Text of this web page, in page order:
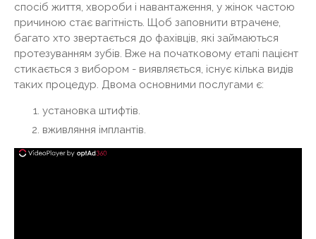
спосіб життя, хвороби і навантаження, у жінок частою
причиною стає вагітність. Щоб заповнити втрачене,
багато хто звертається до фахівців, які займаються
протезуванням зубів. Вже на початковому етапі пацієнт
стикається з вибором - виявляється, існує кілька видів
таких процедур. Двома основними послугами є:
установка штифтів.
вживляння імплантів.